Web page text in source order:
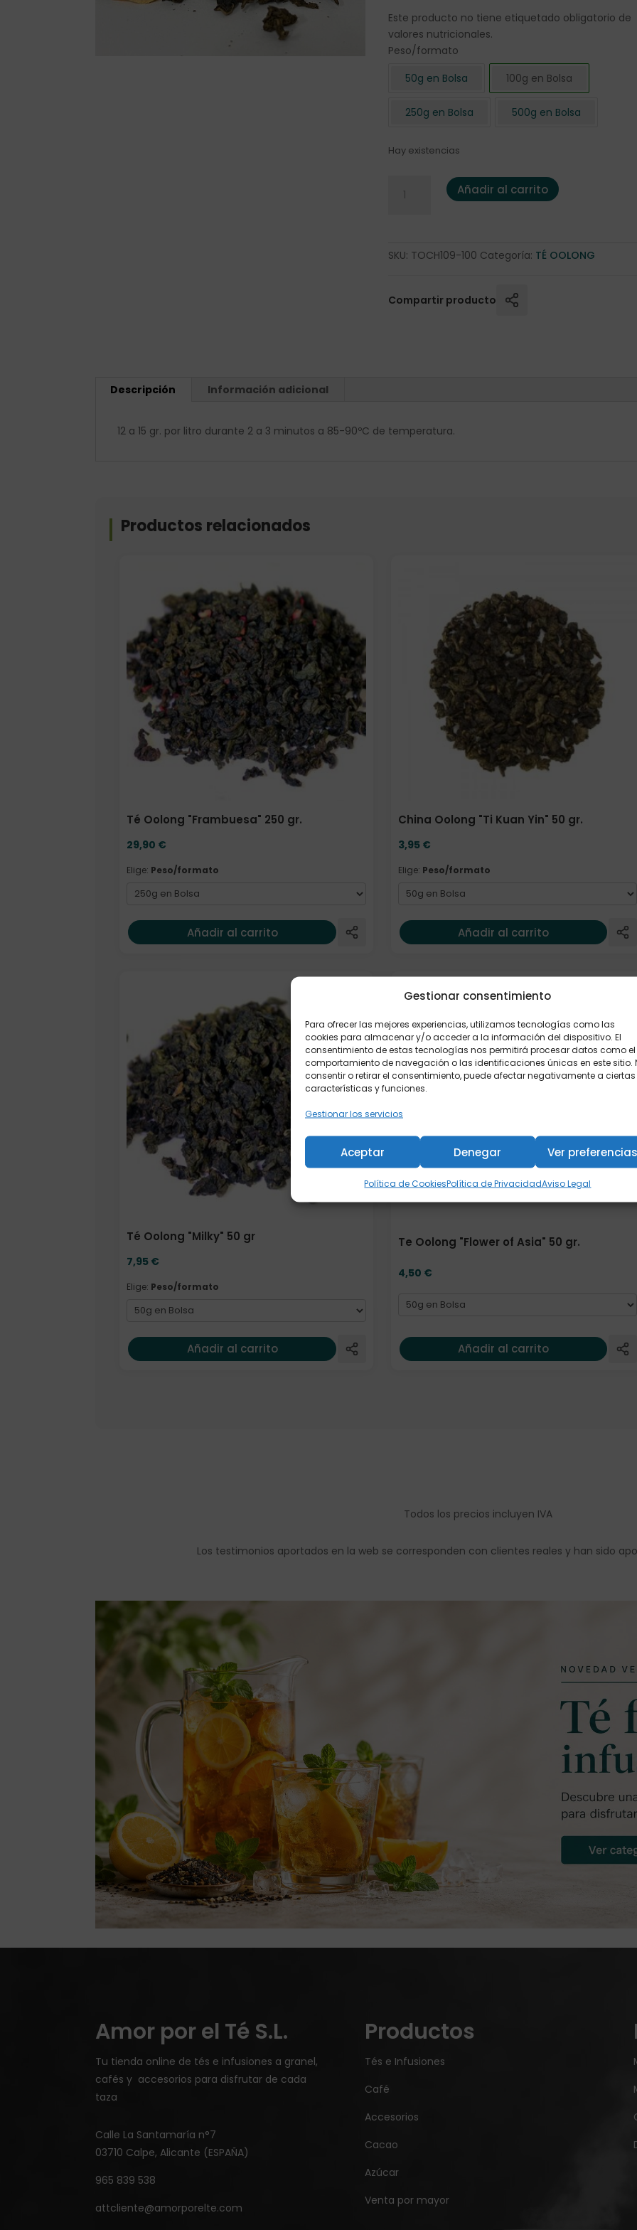
Gestionar consentimiento
Para ofrecer las mejores experiencias, utilizamos tecnologías como las
cookies para almacenar y/o acceder a la información del dispositivo. El
consentimiento de estas tecnologías nos permitirá procesar datos como el
comportamiento de navegación o las identificaciones únicas en este sitio.
consentir o retirar el consentimiento, puede afectar negativamente a ciertas
características y funciones.
Gestionar los servicios
Aceptar Denegar Ver
Política de CookiesPolítica de PrivacidadAviso Legal
Este producto no tiene etiquetado obligatorio de
valores nutricionales.
Peso/formato
50g en Bolsa
100g en Bolsa
250g en Bolsa 500g en Bolsa
Hay existencias
Oolong "Orange Blossom" 100 gr. cantidad
Añadir al carrito
SKU: TOCH109-100 Categoría: TÉ OOLONG
Compartir producto
Descripción Información adicional
12 a 15 gr. por litro durante 2 a 3 minutos a 85-90ºC de temperatura.
Productos relacionados
Té Oolong "Frambuesa" 250 gr.
29,90 €
Elige: Peso/formato
Añadir al carrito
China Oolong "Ti Kuan Yin" 50 gr.
3,95 €
Elige: Peso/formato
Añadir al carrito
Té Oolong "Milky" 50 gr
7,95 €
Elige: Peso/formato
Añadir al carrito
Te Oolong "Flower of Asia" 50 gr.
4,50 €
Añadir al carrito
Todos los precios incluyen IVA
Los testimonios aportados en la web se corresponden con clientes reales y han sido
Amor por el Té S.L.
Tu tienda online de tés e infusiones a granel,
cafés y accesorios para disfrutar de cada
taza
Calle La Santamaría n°7
03710 Calpe, Alicante (ESPAÑA)
965 839 538
attcliente@amorporelte.com
Productos
Tés e Infusiones
Café
Accesorios
Cacao
Azúcar
Venta por mayor